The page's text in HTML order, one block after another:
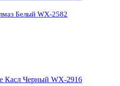
Белый WX-2582